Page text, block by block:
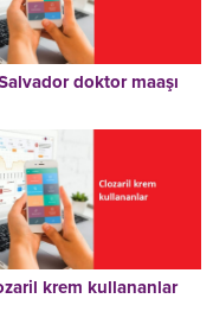
doktor maaşı
krem kullananlar